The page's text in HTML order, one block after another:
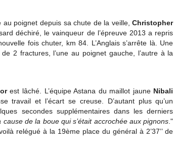
au poignet depuis sa chute de la veille,Christopher
déchiré, le vainqueur de l’épreuve 2013 a repris
fois chuter, km 84. L’Anglais s’arrête là. Une
2 fractures, l’une au poignet gauche, l’autre à la
est lâché. L’équipe Astana du maillot jaune Nibali
travail et l’écart se creuse. D’autant plus qu’un
secondes supplémentaires dans les derniers
de la boue qui s’était accrochée aux pignons ."
relégué à la 19ème place du général à 2’37’’ de